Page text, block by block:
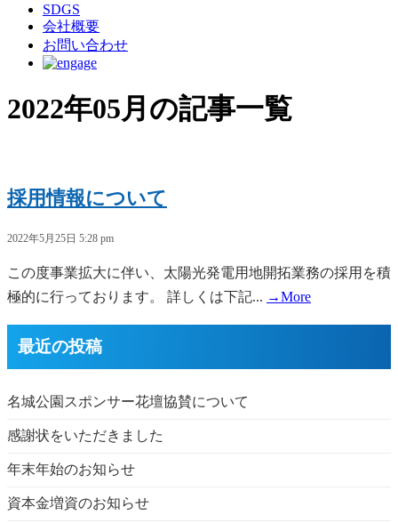
SDGS
会社概要
お問い合わせ
2022年05月の記事一覧
採用情報について
2022年5月25日 5:28 pm
この度事業拡大に伴い、太陽光発電用地開拓業務の採用を積
極的に行っております。 詳しくは下記... →More
最近の投稿
名城公園スポンサー花壇協賛について
感謝状をいただきました
年末年始のお知らせ
資本金増資のお知らせ